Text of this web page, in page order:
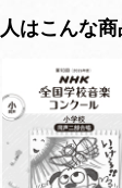
はこんな